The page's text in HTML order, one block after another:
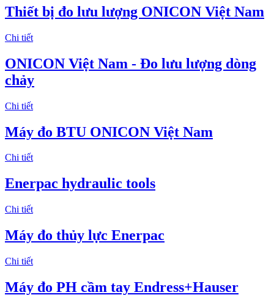
Thiết bị đo lưu lượng ONICON Việt Nam
Chi tiết
ONICON Việt Nam - Đo lưu lượng dòng
chảy
Chi tiết
Máy đo BTU ONICON Việt Nam
Chi tiết
Enerpac hydraulic tools
Chi tiết
Máy đo thủy lực Enerpac
Chi tiết
Máy đo PH cầm tay Endress+Hauser